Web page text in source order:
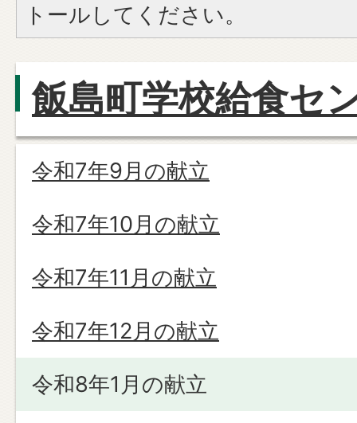
トールしてください。
飯島町学校給食セ
令和7年9月の献立
令和7年10月の献立
令和7年11月の献立
令和7年12月の献立
令和8年1月の献立